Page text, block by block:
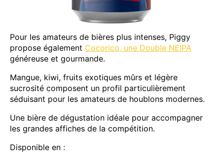
Pour les amateurs de bières plus intenses, Piggy
propose également Cocorico, une Double NEIPA
généreuse et gourmande.
Mangue, kiwi, fruits exotiques mûrs et légère
sucrosité composent un profil particulièrement
séduisant pour les amateurs de houblons modernes.
Une bière de dégustation idéale pour accompagner
les grandes affiches de la compétition.
Disponible en :